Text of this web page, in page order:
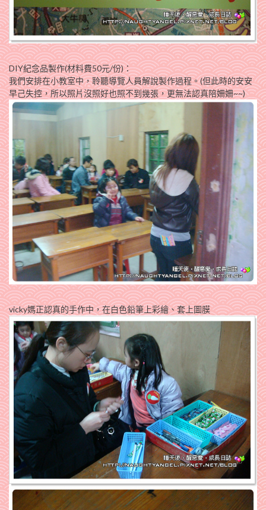
DIY紀念品製作(材料費50元/份)：
我們安排在小教室中，聆聽導覽人員解說製作過程。(但此時的安安
早己失控，所以照片沒照好也照不到幾張，更無法認真陪姍姍~~)
vicky媽正認真的手作中，在白色鉛筆上彩繪、套上圖膜